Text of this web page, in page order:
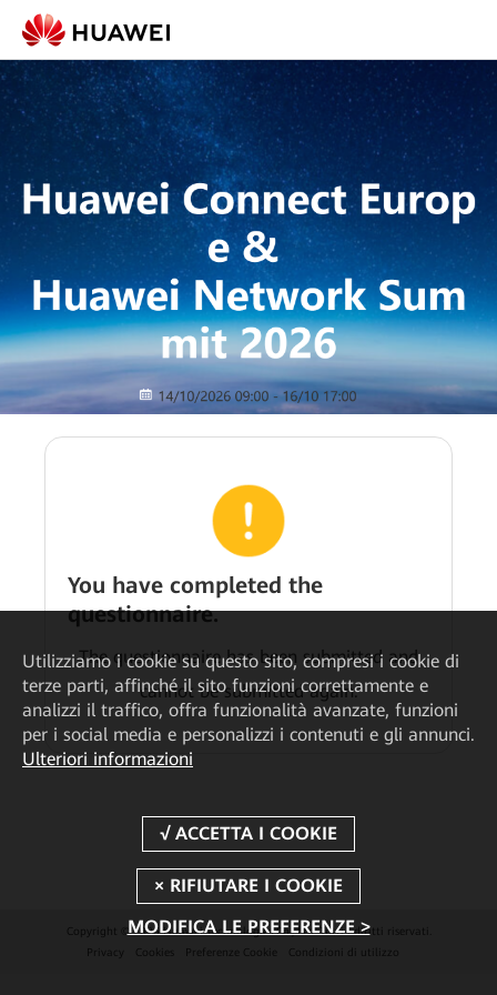
You have completed the
questionnaire.
The questionnaire has been submitted and
cannot be submitted again.
Copyright © 2026 Huawei Technologies Co., Ltd. Tutti i diritti riservati.
Privacy
Cookies Preferenze Cookie Condizioni di utilizzo
Utilizziamo i cookie su questo sito, compresi i cookie di
terze parti, affinché il sito funzioni correttamente e
analizzi il traffico, offra funzionalità avanzate, funzioni
per i social media e personalizzi i contenuti e gli annunci.
Ulteriori informazioni
MODIFICA LE PREFERENZE >